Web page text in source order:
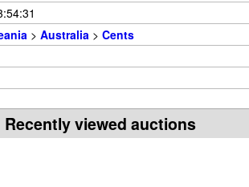
> Australia > Cents
Recently viewed auctions